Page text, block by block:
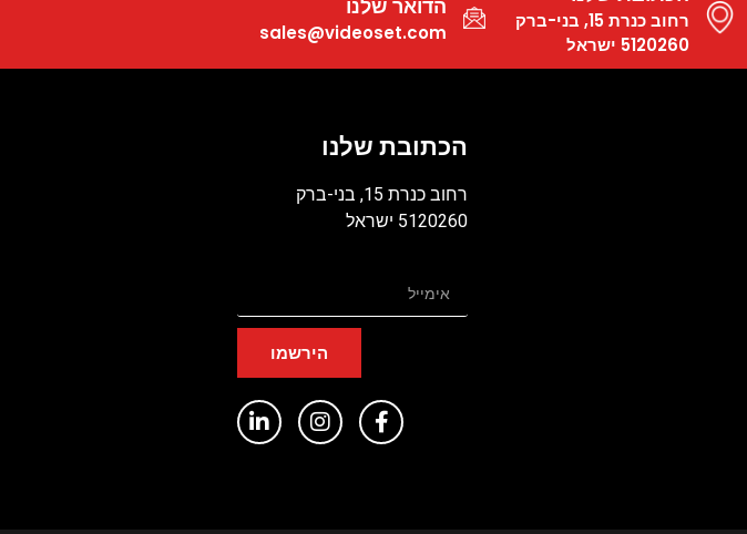
רחוב כנרת 15, בני-ברק
5120260 ישראל
הדואר שלנו
sales@videoset.com
הכתובת שלנו
רחוב כנרת 15, בני-ברק
5120260 ישראל
הירשמו